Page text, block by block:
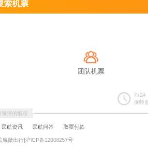
索机票
团队机票
7x24
保障
保障的低价
民航资讯 民航问答 取票付款
航微出行|沪ICP备12008257号